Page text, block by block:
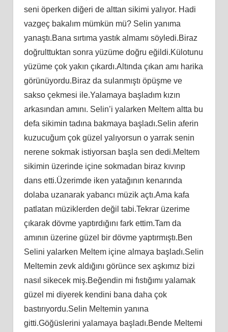
seni öperken diğeri de alttan sikimi yalıyor. Hadi
vazgeç bakalım mümkün mü? Selin yanıma
yanaştı.Bana sırtıma yastık almamı söyledi.Biraz
doğrulttuktan sonra yüzüme doğru eğildi.Külotunu
yüzüme çok yakın çıkardı.Altında çıkan amı harika
görünüyordu.Biraz da sulanmıştı öpüşme ve
sakso çekmesi ile.Yalamaya başladım kızın
arkasından amını. Selin’i yalarken Meltem altta bu
defa sikimin tadına bakmaya başladı.Selin aferin
kuzucuğum çok güzel yalıyorsun o yarrak senin
nerene sokmak istiyorsan başla sen dedi.Meltem
sikimin üzerinde içine sokmadan biraz kıvırıp
dans etti.Üzerimde iken yatağının kenarında
dolaba uzanarak yabancı müzik açtı.Ama kafa
patlatan müziklerden değil tabi.Tekrar üzerime
çıkarak dövme yaptırdığını fark ettim.Tam da
amının üzerine güzel bir dövme yaptırmıştı.Ben
Selini yalarken Meltem içine almaya başladı.Selin
Meltemin zevk aldığını görünce sex aşkımız bizi
nasıl sikecek miş.Beğendin mi fıstığımı yalamak
güzel mi diyerek kendini bana daha çok
bastırıyordu.Selin Meltemin yanına
gitti.Göğüslerini yalamaya başladı.Bende Meltemi